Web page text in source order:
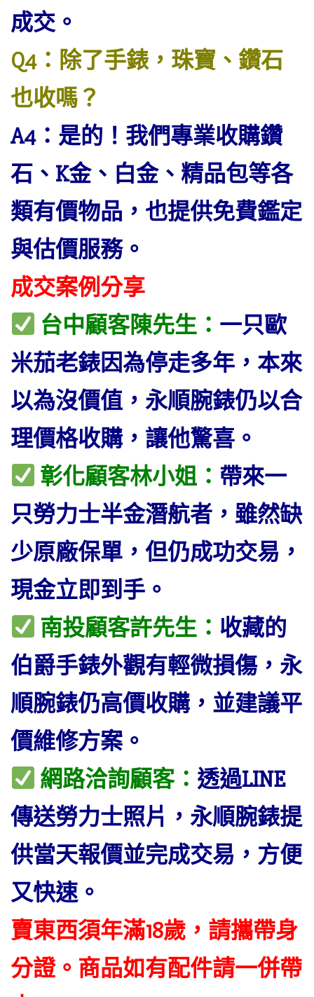
成交。
Q4：除了手錶，珠寶、鑽石
也收嗎？
A4：是的！我們專業收購鑽
石、K金、白金、精品包等各
類有價物品，也提供免費鑑定
與估價服務。
成交案例分享
台中顧客陳先生： 一只歐
米茄老錶因為停走多年，本來
以為沒價值，永順腕錶仍以合
理價格收購，讓他驚喜。
彰化顧客林小姐： 帶來一
只勞力士半金潛航者，雖然缺
少原廠保單，但仍成功交易，
現金立即到手。
南投顧客許先生： 收藏的
伯爵手錶外觀有輕微損傷，永
順腕錶仍高價收購，並建議平
價維修方案。
網路洽詢顧客： 透過LINE
傳送勞力士照片，永順腕錶提
供當天報價並完成交易，方便
又快速。
賣東西須年滿18歲，請攜帶身
分證。商品如有配件請一併帶